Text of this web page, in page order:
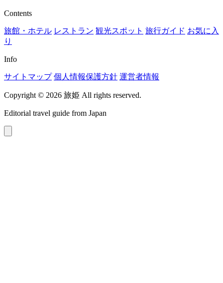
Contents
旅館・ホテル レストラン 観光スポット 旅行ガイド お気に入
り
Info
サイトマップ 個人情報保護方針 運営者情報
Copyright © 2026 旅姫 All rights reserved.
Editorial travel guide from Japan